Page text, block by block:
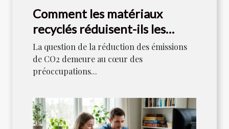
Comment les matériaux
recyclés réduisent-ils les
émissions de CO2 ?
La question de la réduction des émissions
de CO2 demeure au cœur des
préoccupations...